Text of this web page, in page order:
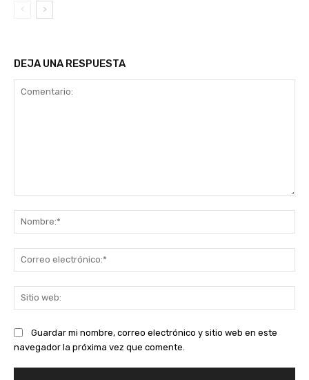
DEJA UNA RESPUESTA
Guardar mi nombre, correo electrónico y sitio web en este
navegador la próxima vez que comente.